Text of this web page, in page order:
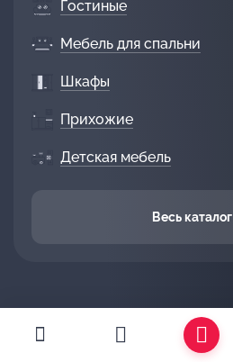
Гостиные
Мебель для спальни
Шкафы
Прихожие
Детская мебель
Весь каталог
О компании